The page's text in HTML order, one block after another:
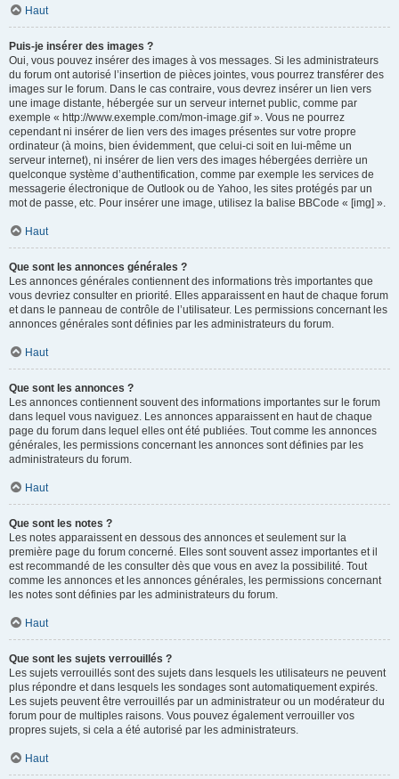
Haut
Puis-je insérer des images ?
Oui, vous pouvez insérer des images à vos messages. Si les administrateurs
du forum ont autorisé l’insertion de pièces jointes, vous pourrez transférer des
images sur le forum. Dans le cas contraire, vous devrez insérer un lien vers
une image distante, hébergée sur un serveur internet public, comme par
exemple « http://www.exemple.com/mon-image.gif ». Vous ne pourrez
cependant ni insérer de lien vers des images présentes sur votre propre
ordinateur (à moins, bien évidemment, que celui-ci soit en lui-même un
serveur internet), ni insérer de lien vers des images hébergées derrière un
quelconque système d’authentification, comme par exemple les services de
messagerie électronique de Outlook ou de Yahoo, les sites protégés par un
mot de passe, etc. Pour insérer une image, utilisez la balise BBCode « [img] ».
Haut
Que sont les annonces générales ?
Les annonces générales contiennent des informations très importantes que
vous devriez consulter en priorité. Elles apparaissent en haut de chaque forum
et dans le panneau de contrôle de l’utilisateur. Les permissions concernant les
annonces générales sont définies par les administrateurs du forum.
Haut
Que sont les annonces ?
Les annonces contiennent souvent des informations importantes sur le forum
dans lequel vous naviguez. Les annonces apparaissent en haut de chaque
page du forum dans lequel elles ont été publiées. Tout comme les annonces
générales, les permissions concernant les annonces sont définies par les
administrateurs du forum.
Haut
Que sont les notes ?
Les notes apparaissent en dessous des annonces et seulement sur la
première page du forum concerné. Elles sont souvent assez importantes et il
est recommandé de les consulter dès que vous en avez la possibilité. Tout
comme les annonces et les annonces générales, les permissions concernant
les notes sont définies par les administrateurs du forum.
Haut
Que sont les sujets verrouillés ?
Les sujets verrouillés sont des sujets dans lesquels les utilisateurs ne peuvent
plus répondre et dans lesquels les sondages sont automatiquement expirés.
Les sujets peuvent être verrouillés par un administrateur ou un modérateur du
forum pour de multiples raisons. Vous pouvez également verrouiller vos
propres sujets, si cela a été autorisé par les administrateurs.
Haut